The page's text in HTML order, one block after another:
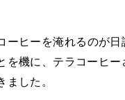
ーヒーを淹れるのが日
を機に、テラコーヒ
ました。